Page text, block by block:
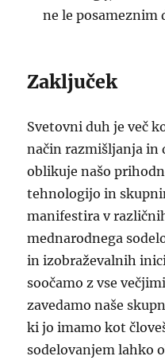
ne le posameznim
Zaključek
Svetovni duh je več
način razmišljanja in
oblikuje našo
tehnologijo in
manifestira v
mednarodnega
in izobraževalnih
soočamo z vse
zavedamo naše
ki jo imamo kot
sodelovanjem lahko